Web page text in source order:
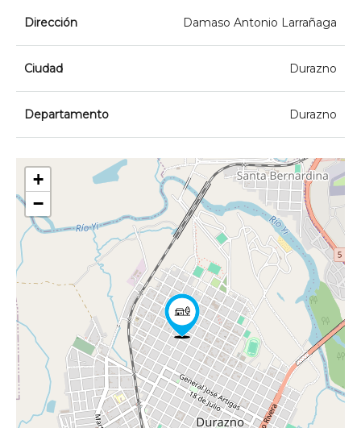
Dirección Damaso Antonio Larrañaga
Ciudad Durazno
Departamento Durazno
+
−